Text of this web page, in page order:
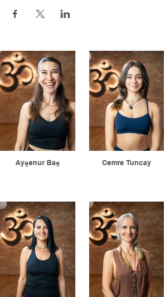
Ayşenur Baş Cemre Tuncay